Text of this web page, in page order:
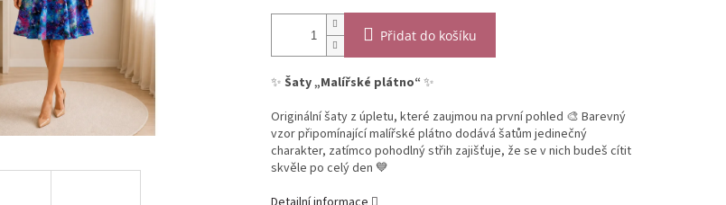
Přidat do košíku
✨ Šaty „Malířské plátno“ ✨
Originální šaty z úpletu, které zaujmou na první pohled 🎨 Barevný
vzor připomínající malířské plátno dodává šatům jedinečný
charakter, zatímco pohodlný střih zajišťuje, že se v nich budeš cítit
skvěle po celý den 💙